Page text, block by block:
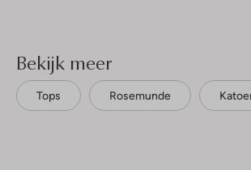
Bekijk meer
Tops Rosemunde